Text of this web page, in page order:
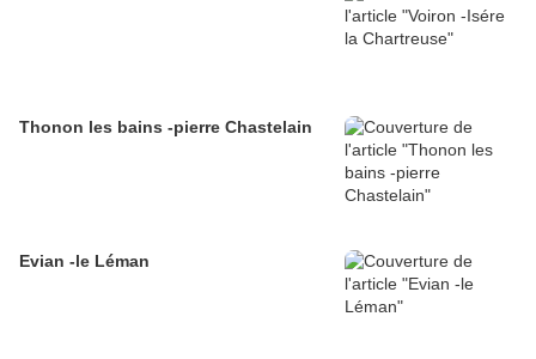
Thonon les bains -pierre Chastelain
Evian -le Léman